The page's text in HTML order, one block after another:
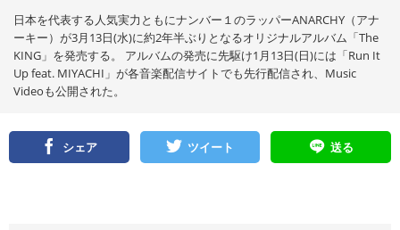
日本を代表する人気実力ともにナンバー１のラッパーANARCHY（アナ
ーキー）が3月13日(水)に約2年半ぶりとなるオリジナルアルバム「The
KING」を発売する。 アルバムの発売に先駆け1月13日(日)には「Run It
Up feat. MIYACHI」が各音楽配信サイトでも先行配信され、Music
Videoも公開された。
シェア ツイート 送る